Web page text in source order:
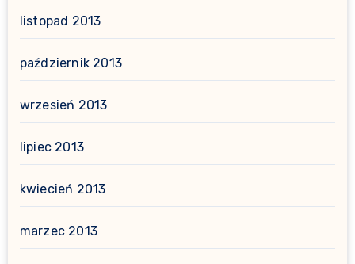
listopad 2013
październik 2013
wrzesień 2013
lipiec 2013
kwiecień 2013
marzec 2013